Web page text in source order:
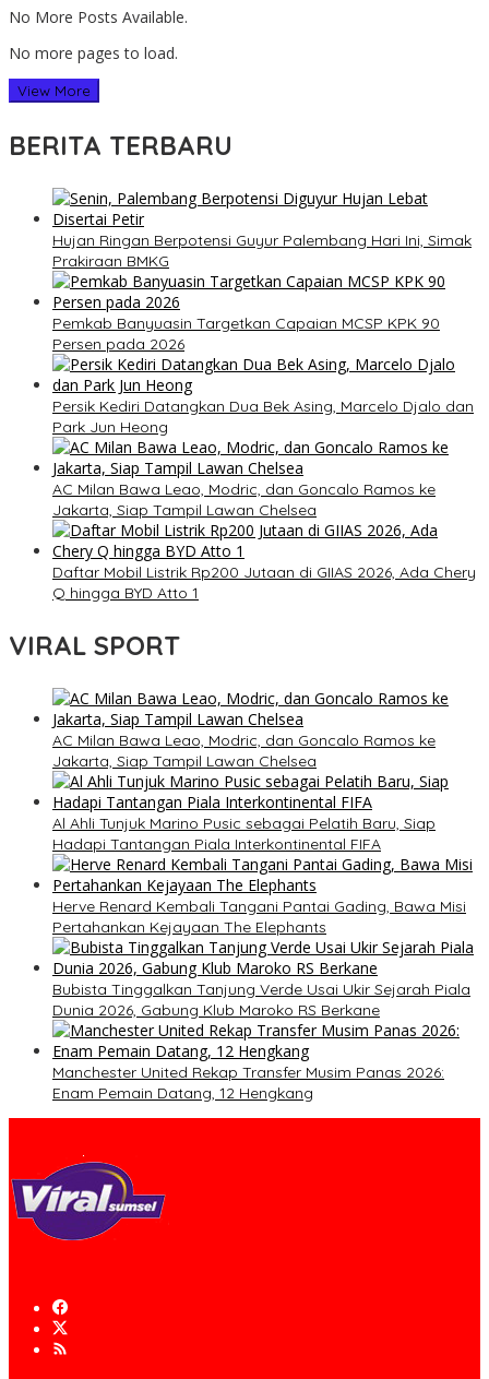
No More Posts Available.
No more pages to load.
View More
BERITA TERBARU
Hujan Ringan Berpotensi Guyur Palembang Hari Ini, Simak
Prakiraan BMKG
Pemkab Banyuasin Targetkan Capaian MCSP KPK 90
Persen pada 2026
Persik Kediri Datangkan Dua Bek Asing, Marcelo Djalo dan
Park Jun Heong
AC Milan Bawa Leao, Modric, dan Goncalo Ramos ke
Jakarta, Siap Tampil Lawan Chelsea
Daftar Mobil Listrik Rp200 Jutaan di GIIAS 2026, Ada Chery
Q hingga BYD Atto 1
VIRAL SPORT
AC Milan Bawa Leao, Modric, dan Goncalo Ramos ke
Jakarta, Siap Tampil Lawan Chelsea
Al Ahli Tunjuk Marino Pusic sebagai Pelatih Baru, Siap
Hadapi Tantangan Piala Interkontinental FIFA
Herve Renard Kembali Tangani Pantai Gading, Bawa Misi
Pertahankan Kejayaan The Elephants
Bubista Tinggalkan Tanjung Verde Usai Ukir Sejarah Piala
Dunia 2026, Gabung Klub Maroko RS Berkane
Manchester United Rekap Transfer Musim Panas 2026:
Enam Pemain Datang, 12 Hengkang